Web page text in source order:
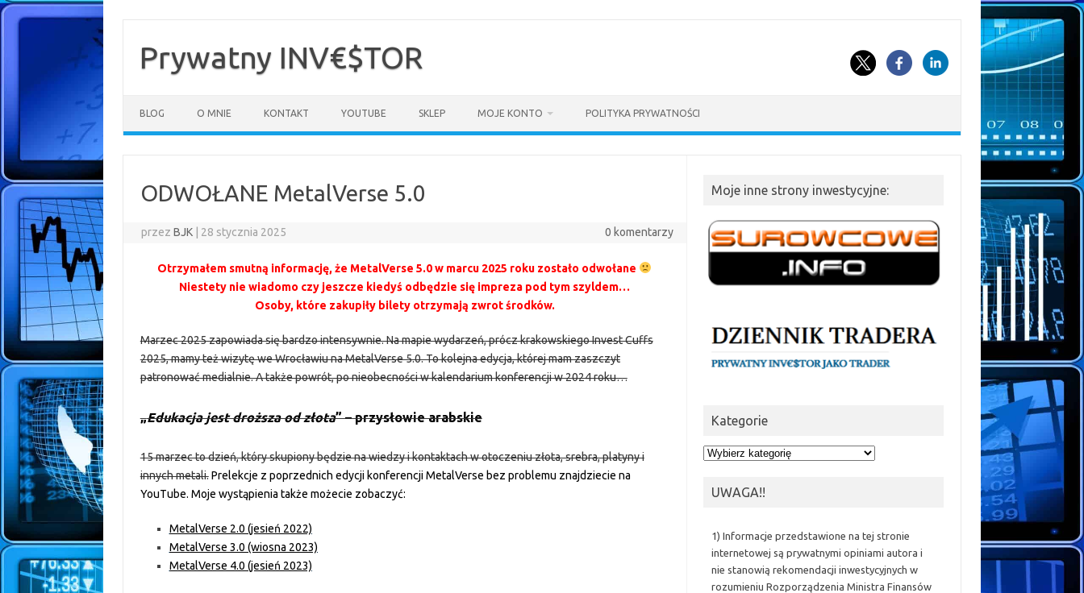
treściPrywatny INV€$TOR
BLOG O MNIE KONTAKT YOUTUBE SKLEP MOJE KONTO POLITYKA PRYWATNOŚCI
ODWOŁANE MetalVerse 5.0
przezBJK 28 stycznia 2025 0 komentarzy
Otrzymałem smutną informację, że MetalVerse 5.0 w marcu 2025 roku zostało odwołane
Niestety nie wiadomo czy jeszcze kiedyś odbędzie się impreza pod tym szyldem…
Osoby, które zakupiły bilety otrzymają zwrot środków.
Marzec 2025 zapowiada się bardzo intensywnie. Na mapie wydarzeń, prócz krakowskiego Invest Cuffs
2025, mamy też wizytę we Wrocławiu na MetalVerse 5.0. To kolejna edycja, której mam zaszczyt
patronować medialnie. A także powrót, po nieobecności w kalendarium konferencji w 2024 roku…
„Edukacja jest droższa od złota” – przysłowie arabskie
15 marzec to dzień, który skupiony będzie na wiedzy i kontaktach w otoczeniu złota, srebra, platyny i
innych metali.Prelekcje z poprzednich edycji konferencji MetalVerse bez problemu znajdziecie na
YouTube. Moje wystąpienia także możecie zobaczyć:
MetalVerse 2.0 (jesień 2022)
MetalVerse 3.0 (wiosna 2023)
MetalVerse 4.0 (jesień 2023)
Moje inne strony inwestycyjne:
Kategorie
Kategorie
UWAGA!!
1) Informacje przedstawione na tej stronie
internetowej są prywatnymi opiniami autora i
nie stanowią rekomendacji inwestycyjnych w
rozumieniu Rozporządzenia Ministra Finansów